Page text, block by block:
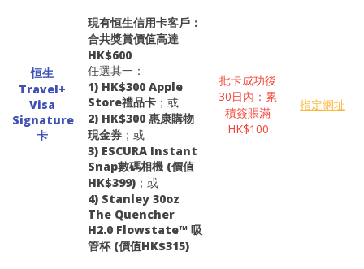
恒生
Travel+
Visa
Signature
卡
現有恒生信用卡客戶：
合共獎賞價值高達
HK$600
任選其一：
1) HK$300 Apple
Store禮品卡 ；或
2) HK$300 惠康購物
現金券 ；或
3) ESCURA Instant
Snap數碼相機 (價值
HK$399) ；或
4) Stanley 30oz
The Quencher
H2.0 Flowstate™ 吸
管杯 (價值HK$315)
批卡成功後
30日內：累
積簽賬滿
HK$100
指定網址